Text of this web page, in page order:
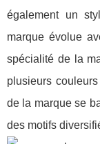
également un
marque évolue
spécialité de la
plusieurs
de la marque se
des motifs